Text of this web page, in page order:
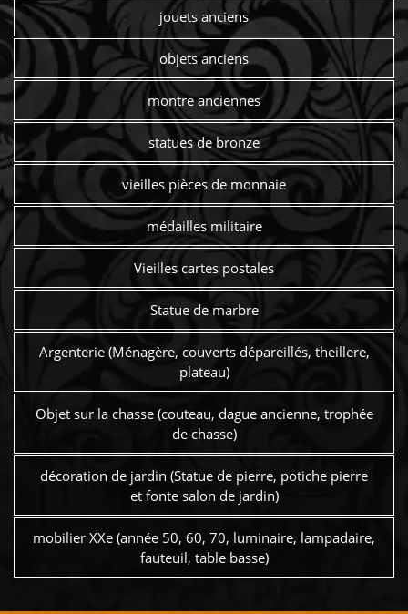
jouets anciens
objets anciens
montre anciennes
statues de bronze
vieilles pièces de monnaie
médailles militaire
Vieilles cartes postales
Statue de marbre
Argenterie (Ménagère, couverts dépareillés, theillere,
plateau)
Objet sur la chasse (couteau, dague ancienne, trophée
de chasse)
décoration de jardin (Statue de pierre, potiche pierre
et fonte salon de jardin)
mobilier XXe (année 50, 60, 70, luminaire, lampadaire,
fauteuil, table basse)